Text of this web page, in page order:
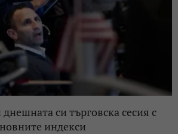
си търговска сесия с
индекси